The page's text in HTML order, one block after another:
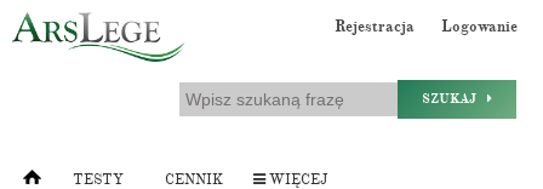
Rejestracja Logowanie
SZUKAJ
TESTY CENNIK WIĘCEJ